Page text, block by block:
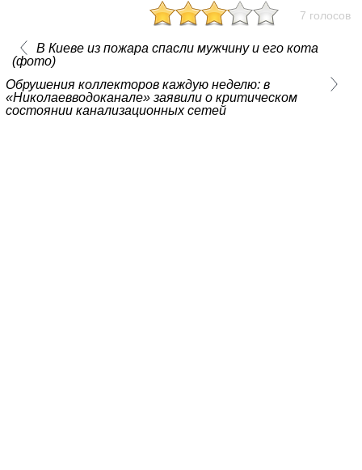
7 голосов
В Киеве из пожара спасли мужчину и его кота
(фото)
Обрушения коллекторов каждую неделю: в
«Николаевводоканале» заявили о критическом
состоянии канализационных сетей